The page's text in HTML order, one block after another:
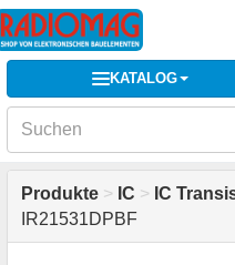
KATALOG
Produkte > IC > IC
IR21531DPBF